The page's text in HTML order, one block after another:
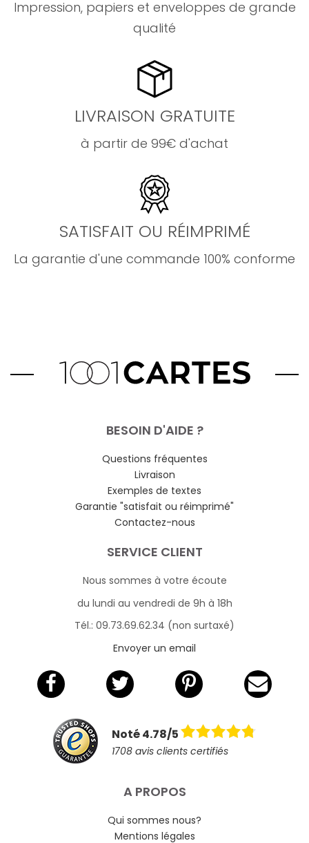
Impression, papiers et enveloppes de grande
qualité
LIVRAISON GRATUITE
à partir de 99€ d'achat
SATISFAIT OU RÉIMPRIMÉ
La garantie d'une commande 100% conforme
BESOIN D'AIDE ?
Questions fréquentes
Livraison
Exemples de textes
Garantie "satisfait ou réimprimé"
Contactez-nous
SERVICE CLIENT
Nous sommes à votre écoute
du lundi au vendredi de 9h à 18h
Tél.: 09.73.69.62.34 (non surtaxé)
Envoyer un email
Noté 4.78/5
1708 avis clients certifiés
A PROPOS
Qui sommes nous?
Mentions légales